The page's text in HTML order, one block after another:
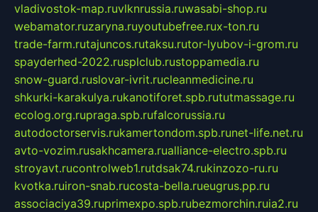
vladivostok-map.ruvlknrussia.ruwasabi-shop.ru
webamator.ruzaryna.ruyoutubefree.rux-ton.ru
trade-farm.rutajuncos.rutaksu.rutor-lyubov-i-grom.ru
spayderhed-2022.rusplclub.rustoppamedia.ru
snow-guard.ruslovar-ivrit.rucleanmedicine.ru
shkurki-karakulya.rukanotiforet.spb.rututmassage.ru
ecolog.org.rupraga.spb.rufalcorussia.ru
autodoctorservis.rukamertondom.spb.runet-life.net.ru
avto-vozim.rusakhcamera.rualliance-electro.spb.ru
stroyavt.rucontrolweb1.rutdsak74.rukinzozo-ru.ru
kvotka.ruiron-snab.rucosta-bella.rueugrus.pp.ru
associaciya39.ruprimexpo.spb.rubezmorchin.ruia2.ru